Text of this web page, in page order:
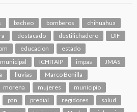
bacheo bomberos
chihuahua
destacado destilichadero
DIF
educacion
estado
ICHITAIP impas
JMAS
lluvias
Marco Bonilla
morena mujeres
municipio
pan predial regidores
salud